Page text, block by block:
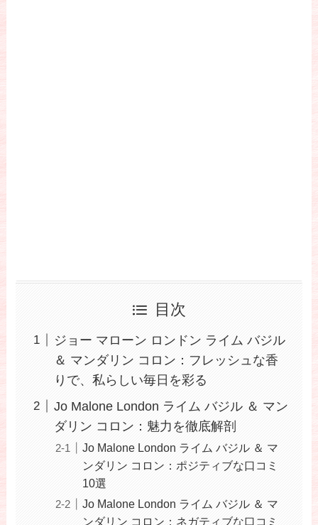
目次
ジョー マローン ロンドン ライム バジル
＆ マンダリン コロン：フレッシュな香
りで、私らしい毎日を彩る
Jo Malone London ライム バジル ＆ マン
ダリン コロン：魅力を徹底解剖
Jo Malone London ライム バジル ＆ マ
ンダリン コロン：ポジティブな口コミ
10選
Jo Malone London ライム バジル ＆ マ
ンダリン コロン：ネガティブな口コミ